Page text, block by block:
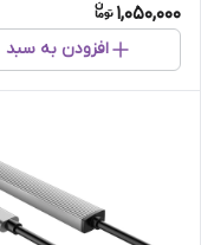
1,050,000
افزودن به سبد